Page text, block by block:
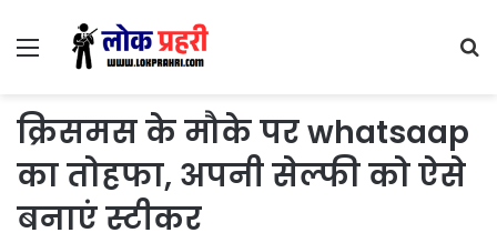
Menu
क्रिसमस के मौके पर whatsaap
का तोहफा, अपनी सेल्फी को ऐसे
बनाएं स्टीकर